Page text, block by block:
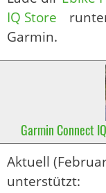
IQ Store
Garmin.
Garmin Connect
Aktuell
unterstützt: